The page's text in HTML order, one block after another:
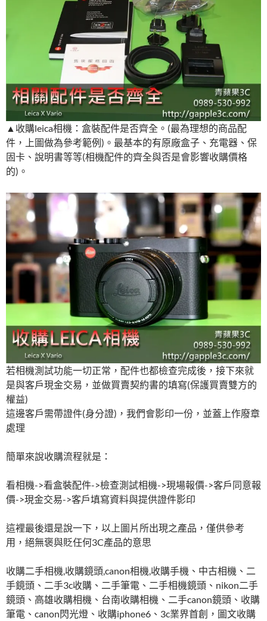
▲收購leica相機：盒裝配件是否齊全。(最為理想的商品配
件，上圖做為參考範例)。最基本的有原廠盒子、充電器、保
固卡、說明書等等(相機配件的齊全與否是會影響收購價格
的)。
若相機測試功能一切正常，配件也都檢查完成後，接下來就
是與客戶現金交易，並做買賣契約書的填寫(保護買賣雙方的
權益)
這邊客戶需帶證件(身分證)，我們會影印一份，並蓋上作廢章
處理
簡單來說收購流程就是：
看相機->看盒裝配件->檢查測試相機->現場報價->客戶同意報
價->現金交易->客戶填寫資料與提供證件影印
這裡最後還是說一下，以上圖片所出現之產品，僅供參考
用，絕無褒與貶任何3C產品的意思
收購二手相機,收購鏡頭,canon相機,收購手機、中古相機、二
手鏡頭、二手3c收購、二手筆電、二手相機鏡頭、nikon二手
鏡頭、高雄收購相機、台南收購相機、二手canon鏡頭、收購
筆電、canon閃光燈、收購iphone6、3c業界首創，圖文收購